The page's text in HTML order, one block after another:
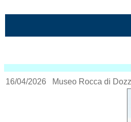
16/04/2026 Museo Rocca di